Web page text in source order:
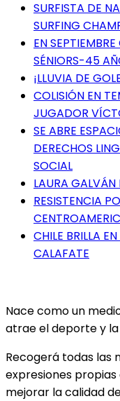
SURFISTA DE
SURFING
EN
SÉNIORS-45
¡LLUVIA DE
COLISIÓN EN
JUGADOR
SE ABRE
DERECHOS
SOCIAL
LAURA GALVÁN
RESISTENCIA
CHILE BRILLA
CALAFATE
Nace como un
atrae el deporte y
Recogerá todas las
expresiones
mejorar la calidad